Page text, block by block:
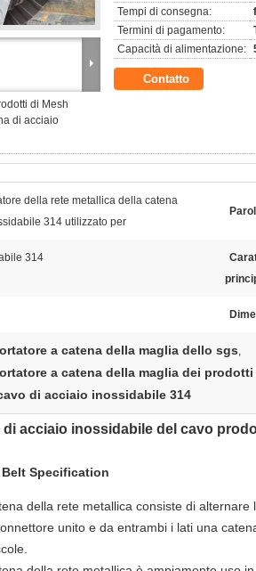
di Mesh
di acciaio
Tempi di consegna:
Termini di pagamento:
Capacità di alimentazione:
Contatto
della rete metallica della catena
314 utilizzato per
314
a catena della maglia dello sgs,
a catena della maglia dei
di acciaio inossidabile 314
acciaio inossidabile del cavo
Specification
della rete metallica consiste di
unito e da entrambi i lati una